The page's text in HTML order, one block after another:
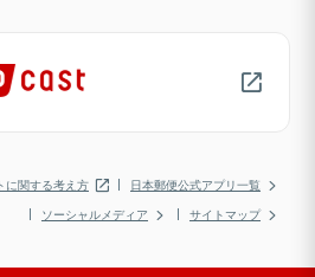
に関する考え方
日本郵便公式アプリ一覧
ソーシャルメディア
サイトマップ